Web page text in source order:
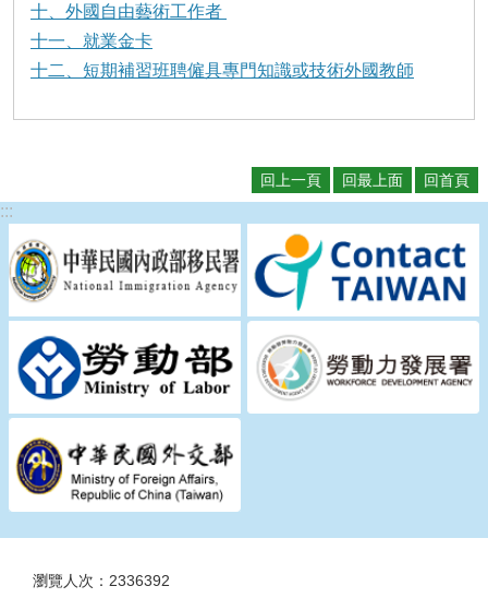
告
檢
舉
瀆
十、外國自由藝術工作者
十一、就業金卡
十二、短期補習班聘僱具專門知識或技術外國教師
回上一頁 回最上面 回首頁
:::
瀏覽人次：2336392